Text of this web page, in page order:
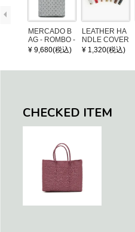
MERCADO B
AG - ROMBO -
LONG HANDL
E - Silver / Whi
¥ 9,680(税込)
LEATHER HA
NDLE COVER
¥ 1,320(税込)
CHECKED ITEM